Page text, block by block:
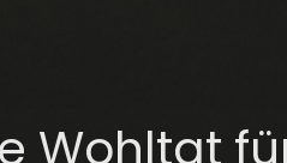
Wohltat